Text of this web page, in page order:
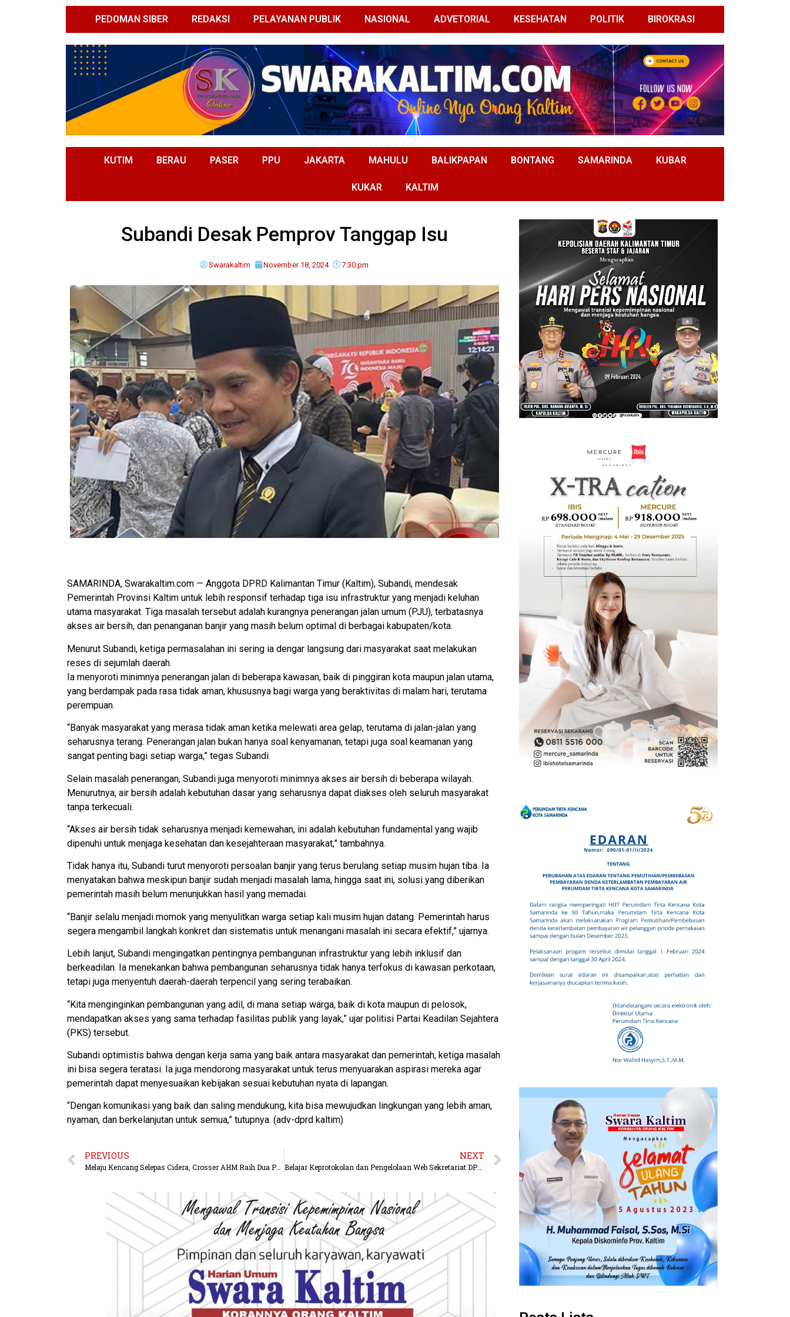
PEDOMAN SIBER REDAKSI PELAYANAN PUBLIK NASIONAL ADVETORIAL KESEHATAN POLITIK BIROKRASI
KUTIM BERAU PASER PPU JAKARTA MAHULU BALIKPAPAN BONTANG SAMARINDA KUBAR
KUKAR KALTIM
Subandi Desak Pemprov Tanggap Isu
Swarakaltim November 18, 2024 7:30 pm
SAMARINDA, Swarakaltim.com — Anggota DPRD Kalimantan Timur (Kaltim), Subandi, mendesak
Pemerintah Provinsi Kaltim untuk lebih responsif terhadap tiga isu infrastruktur yang menjadi keluhan
utama masyarakat. Tiga masalah tersebut adalah kurangnya penerangan jalan umum (PJU), terbatasnya
akses air bersih, dan penanganan banjir yang masih belum optimal di berbagai kabupaten/kota.
Menurut Subandi, ketiga permasalahan ini sering ia dengar langsung dari masyarakat saat melakukan
reses di sejumlah daerah.
Ia menyoroti minimnya penerangan jalan di beberapa kawasan, baik di pinggiran kota maupun jalan utama,
yang berdampak pada rasa tidak aman, khususnya bagi warga yang beraktivitas di malam hari, terutama
perempuan.
“Banyak masyarakat yang merasa tidak aman ketika melewati area gelap, terutama di jalan-jalan yang
seharusnya terang. Penerangan jalan bukan hanya soal kenyamanan, tetapi juga soal keamanan yang
sangat penting bagi setiap warga,” tegas Subandi.
Selain masalah penerangan, Subandi juga menyoroti minimnya akses air bersih di beberapa wilayah.
Menurutnya, air bersih adalah kebutuhan dasar yang seharusnya dapat diakses oleh seluruh masyarakat
tanpa terkecuali.
“Akses air bersih tidak seharusnya menjadi kemewahan, ini adalah kebutuhan fundamental yang wajib
dipenuhi untuk menjaga kesehatan dan kesejahteraan masyarakat,” tambahnya.
Tidak hanya itu, Subandi turut menyoroti persoalan banjir yang terus berulang setiap musim hujan tiba. Ia
menyatakan bahwa meskipun banjir sudah menjadi masalah lama, hingga saat ini, solusi yang diberikan
pemerintah masih belum menunjukkan hasil yang memadai.
“Banjir selalu menjadi momok yang menyulitkan warga setiap kali musim hujan datang. Pemerintah harus
segera mengambil langkah konkret dan sistematis untuk menangani masalah ini secara efektif,” ujarnya.
Lebih lanjut, Subandi mengingatkan pentingnya pembangunan infrastruktur yang lebih inklusif dan
berkeadilan. Ia menekankan bahwa pembangunan seharusnya tidak hanya terfokus di kawasan perkotaan,
tetapi juga menyentuh daerah-daerah terpencil yang sering terabaikan.
“Kita menginginkan pembangunan yang adil, di mana setiap warga, baik di kota maupun di pelosok,
mendapatkan akses yang sama terhadap fasilitas publik yang layak,” ujar politisi Partai Keadilan Sejahtera
(PKS) tersebut.
Subandi optimistis bahwa dengan kerja sama yang baik antara masyarakat dan pemerintah, ketiga masalah
ini bisa segera teratasi. Ia juga mendorong masyarakat untuk terus menyuarakan aspirasi mereka agar
pemerintah dapat menyesuaikan kebijakan sesuai kebutuhan nyata di lapangan.
“Dengan komunikasi yang baik dan saling mendukung, kita bisa mewujudkan lingkungan yang lebih aman,
nyaman, dan berkelanjutan untuk semua,” tutupnya. (adv-dprd kaltim)
PREVIOUS NEXT